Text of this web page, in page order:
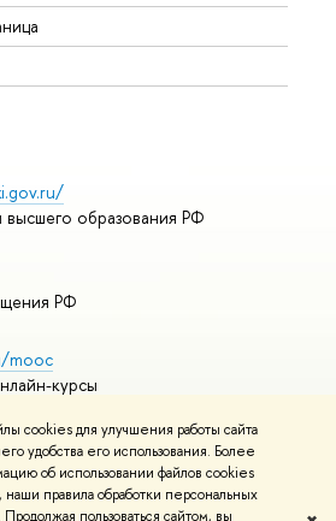
cookies для улучшения работы сайта
удобства его использования. Более
об использовании файлов cookies
наши правила обработки персональных
. Продолжая пользоваться сайтом, вы
образования РФ
РФ
mooc
курсы
Адреса и контакты